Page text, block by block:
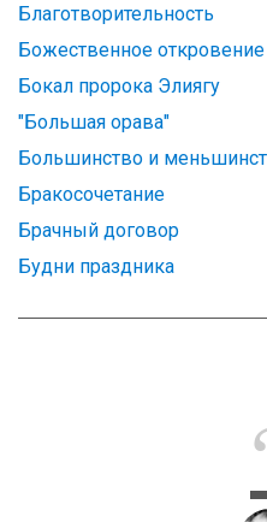
Благотворительность
Божественное откровение
Бокал пророка Элиягу
"Большая орава"
Большинство и
Бракосочетание
Брачный договор
Будни праздника